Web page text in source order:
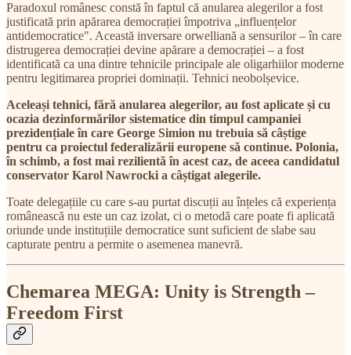
Paradoxul românesc constă în faptul că anularea alegerilor a fost
justificată prin apărarea democrației împotriva „influențelor
antidemocratice". Această inversare orwelliană a sensurilor – în care
distrugerea democrației devine apărare a democrației – a fost
identificată ca una dintre tehnicile principale ale oligarhiilor moderne
pentru legitimarea propriei dominații. Tehnici neobolșevice.
Aceleași tehnici, fără anularea alegerilor, au fost aplicate și cu
ocazia dezinformărilor sistematice din timpul campaniei
prezidențiale în care George Simion nu trebuia să câștige
pentru ca proiectul federalizării europene să continue. Polonia,
în schimb, a fost mai rezilientă în acest caz, de aceea candidatul
conservator Karol Nawrocki a câștigat alegerile.
Toate delegațiile cu care s-au purtat discuții au înțeles că experiența
românească nu este un caz izolat, ci o metodă care poate fi aplicată
oriunde unde instituțiile democratice sunt suficient de slabe sau
capturate pentru a permite o asemenea manevră.
Chemarea MEGA: Unity is Strength –
Freedom First